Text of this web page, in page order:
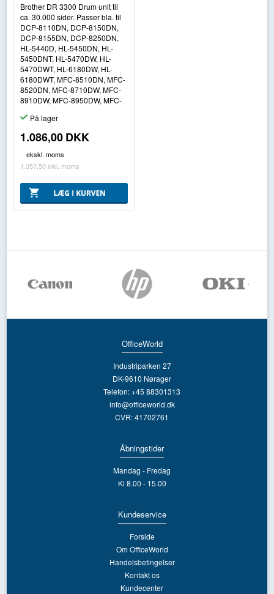
Brother DR 3300 Drum unit til
ca. 30.000 sider. Passer bla. til
DCP-8110DN, DCP-8150DN,
DCP-8155DN, DCP-8250DN,
HL-5440D, HL-5450DN, HL-
5450DNT, HL-5470DW, HL-
5470DWT, HL-6180DW, HL-
6180DWT, MFC-8510DN, MFC-
8520DN, MFC-8710DW, MFC-
8910DW, MFC-8950DW, MFC-
På lager
1.086,00DKK
ekskl. moms
1.357,50 inkl. moms
OfficeWorld
Industriparken 27
DK-9610 Nørager
Telefon: +45 88301313
info@officeworld.dk
CVR: 41702761
Åbningstider
Mandag - Fredag
Kl 8.00 - 15.00
Kundeservice
Forside
Om OfficeWorld
Handelsbetingelser
Kontakt os
Kundecenter